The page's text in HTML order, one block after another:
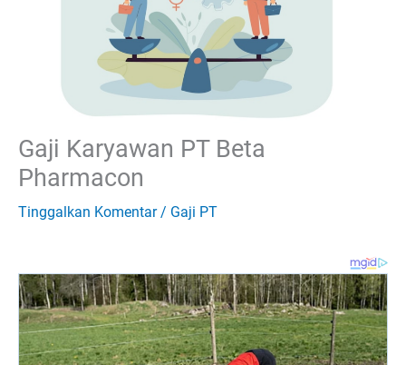
Gaji Karyawan PT Beta
Pharmacon
Tinggalkan Komentar / Gaji PT